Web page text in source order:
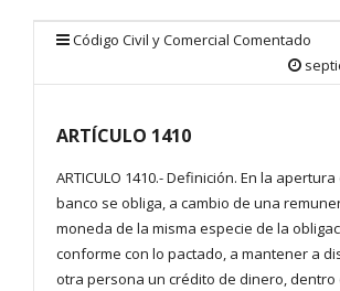
Código Civil y Comercial Comentado
ARTÍCULO 1410
ARTICULO 1410.- Definición. En la
banco se obliga, a cambio de una
moneda de la misma especie de la
conforme con lo pactado, a mantener a
otra persona un crédito de dinero, dentro